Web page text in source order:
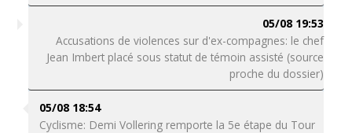
05/08 19:53
Accusations de violences sur d'ex-compagnes: le chef
Jean Imbert placé sous statut de témoin assisté (source
proche du dossier)
05/08 18:54
Cyclisme: Demi Vollering remporte la 5e étape du Tour